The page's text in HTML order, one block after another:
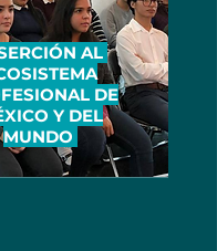
AL
DE
Y DEL
MUNDO